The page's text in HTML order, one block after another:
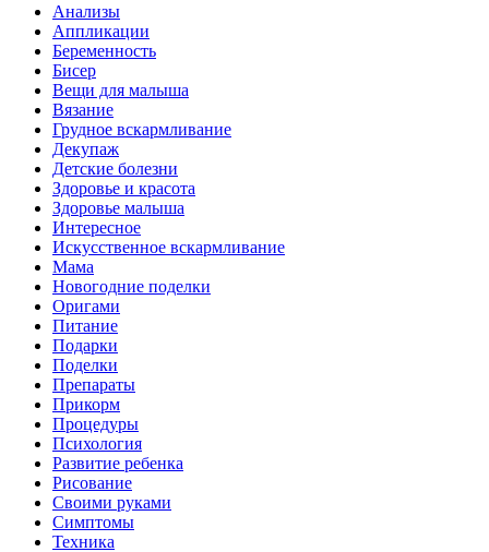
Анализы
Аппликации
Беременность
Бисер
Вещи для малыша
Вязание
Грудное вскармливание
Декупаж
Детские болезни
Здоровье и красота
Здоровье малыша
Интересное
Искусственное вскармливание
Мама
Новогодние поделки
Оригами
Питание
Подарки
Поделки
Препараты
Прикорм
Процедуры
Психология
Развитие ребенка
Рисование
Своими руками
Симптомы
Техника